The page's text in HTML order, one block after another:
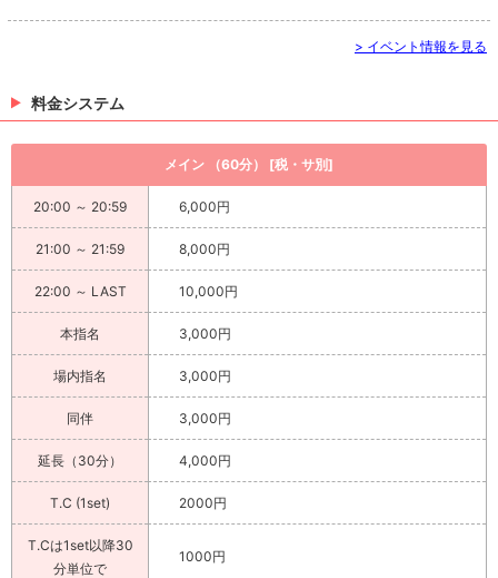
> イベント情報を見る
料金システム
メイン （60分） [税・サ別]
20:00 ～ 20:59 6,000円
21:00 ～ 21:59 8,000円
22:00 ～ LAST 10,000円
本指名 3,000円
場内指名 3,000円
同伴 3,000円
延長（30分） 4,000円
T.C (1set) 2000円
T.Cは1set以降30
分単位で
1000円